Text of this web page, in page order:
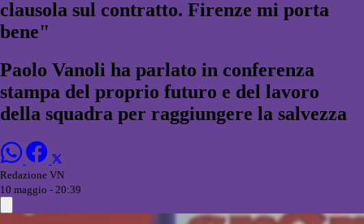
clausola sul contratto. Firenze mi porta
bene"
Paolo Vanoli ha parlato in conferenza
stampa del proprio futuro e del lavoro
della squadra per raggiungere la salvezza
Redazione VN
10 maggio - 20:39